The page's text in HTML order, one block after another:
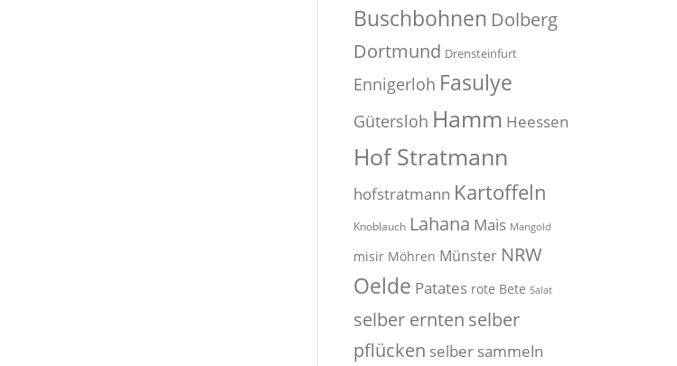
Buschbohnen Dolberg
Dortmund Drensteinfurt
Ennigerloh Fasulye
Gütersloh Hamm Heessen
Hof Stratmann
hofstratmann Kartoffeln
Knoblauch Lahana Mais Mangold
misir Möhren Münster NRW
Oelde Patates rote Bete Salat
selber ernten selber
pflücken selber sammeln